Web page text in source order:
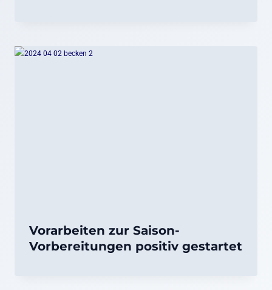
Vorarbeiten zur Saison-
Vorbereitungen positiv gestartet